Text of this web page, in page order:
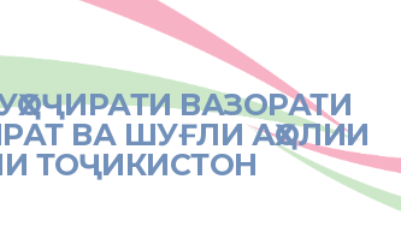
ВАЗОРАТИ
ВА ШУҒЛИ АҲОЛИИ
ТОҶИКИСТОН